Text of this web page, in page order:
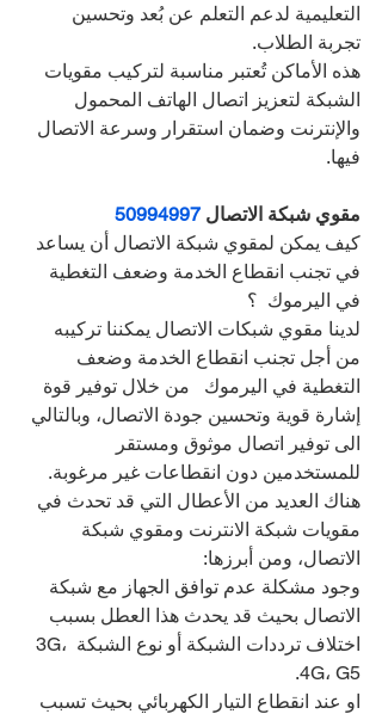
التعليمية لدعم التعلم عن بُعد وتحسين
تجربة الطلاب.
هذه الأماكن تُعتبر مناسبة لتركيب مقويات
الشبكة لتعزيز اتصال الهاتف المحمول
والإنترنت وضمان استقرار وسرعة الاتصال
فيها.
مقوي شبكة الاتصال 50994997
كيف يمكن لمقوي شبكة الاتصال أن يساعد
في تجنب انقطاع الخدمة وضعف التغطية
في اليرموك  ؟
لدينا مقوي شبكات الاتصال يمكننا تركيبه
من أجل تجنب انقطاع الخدمة وضعف
التغطية في اليرموك   من خلال توفير قوة
إشارة قوية وتحسين جودة الاتصال، وبالتالي
الى توفير اتصال موثوق ومستقر
للمستخدمين دون انقطاعات غير مرغوبة.
هناك العديد من الأعطال التي قد تحدث في
مقويات شبكة الانترنت ومقوي شبكة
الاتصال، ومن أبرزها:
وجود مشكلة عدم توافق الجهاز مع شبكة
الاتصال بحيث قد يحدث هذا العطل بسبب
اختلاف ترددات الشبكة أو نوع الشبكة 3G،
4G، G5.
او عند انقطاع التيار الكهربائي بحيث تسبب